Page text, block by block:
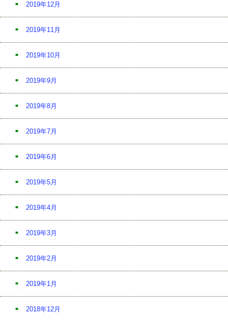
2019年12月
2019年11月
2019年10月
2019年9月
2019年8月
2019年7月
2019年6月
2019年5月
2019年4月
2019年3月
2019年2月
2019年1月
2018年12月